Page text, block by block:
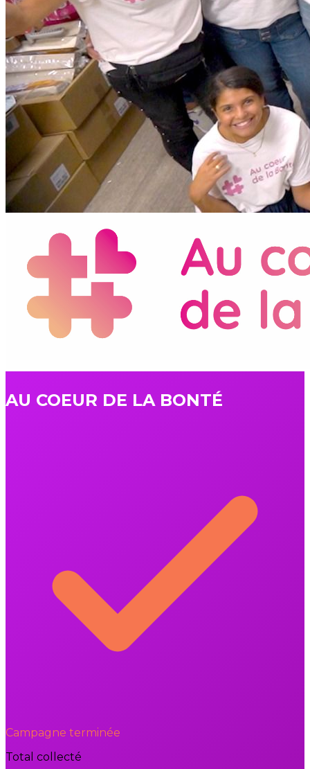
AU COEUR DE LA BONTÉ
Campagne terminée
Total collecté